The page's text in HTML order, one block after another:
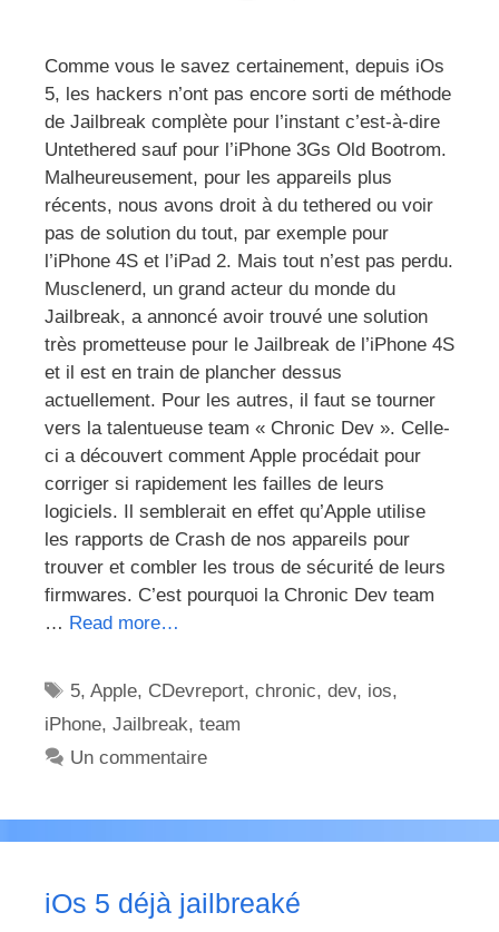
Comme vous le savez certainement, depuis iOs
5, les hackers n’ont pas encore sorti de méthode
de Jailbreak complète pour l’instant c’est-à-dire
Untethered sauf pour l’iPhone 3Gs Old Bootrom.
Malheureusement, pour les appareils plus
récents, nous avons droit à du tethered ou voir
pas de solution du tout, par exemple pour
l’iPhone 4S et l’iPad 2. Mais tout n’est pas perdu.
Musclenerd, un grand acteur du monde du
Jailbreak, a annoncé avoir trouvé une solution
très prometteuse pour le Jailbreak de l’iPhone 4S
et il est en train de plancher dessus
actuellement. Pour les autres, il faut se tourner
vers la talentueuse team « Chronic Dev ». Celle-
ci a découvert comment Apple procédait pour
corriger si rapidement les failles de leurs
logiciels. Il semblerait en effet qu’Apple utilise
les rapports de Crash de nos appareils pour
trouver et combler les trous de sécurité de leurs
firmwares. C’est pourquoi la Chronic Dev team
… Read more…
Étiquettes
5,Apple, CDevreport,chronic,dev, ios,
iPhone, Jailbreak, team
Un commentaire
iOs 5 déjà jailbreaké